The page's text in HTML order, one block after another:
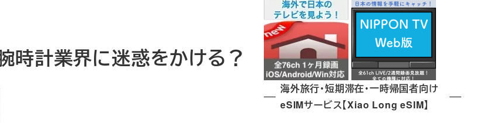
時計業界に迷惑をかける？
海外旅行・短期滞在・一時帰国者向け
eSIMサービス【Xiao Long eSIM】